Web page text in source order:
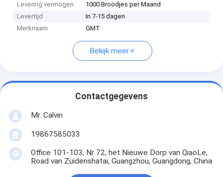
Levering vermogen
1000 Broodjes per Maand
Levertijd
In 7-15 dagen
Merknaam
GMT
Bekijk meer
Contactgegevens
Mr. Calvin
19867585033
Office 101-103, Nr 72, het Nieuwe Dorp van QiaoLe,
Road van Zuidenshatai, Guangzhou, Guangdong, China